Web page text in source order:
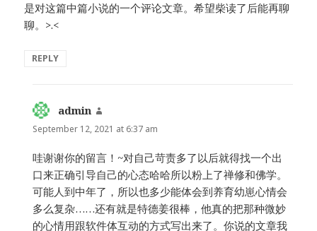
是对这篇中篇小说的一个评论文章。希望柴读了后能再聊
聊。>.<
REPLY
admin
September 12, 2021 at 6:37 am
哇谢谢你的留言！~对自己苛责多了以后就得找一个出
口来正确引导自己的心态哈哈所以粉上了禅修和佛学。
可能人到中年了，所以也多少能体会到养育幼崽心情会
多么复杂……还有就是特德姜很棒，他真的把那种微妙
的心情用跟软件体互动的方式写出来了。你说的文章我